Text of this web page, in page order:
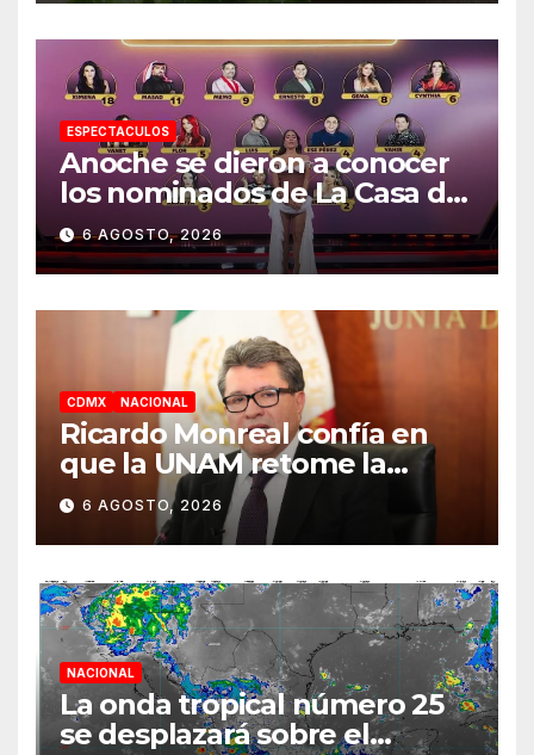
ESPECTACULOS
Anoche se dieron a conocer
los nominados de La Casa de
los Famosos México 2026 en
la segunda semana
6 AGOSTO, 2026
CDMX NACIONAL
Ricardo Monreal confía en
que la UNAM retome la
normalidad e inicie el
semestre mediante el
diálogo
6 AGOSTO, 2026
NACIONAL
La onda tropical número 25
se desplazará sobre el